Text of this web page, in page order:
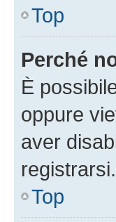
Top
Perché
È
oppure
aver
Top